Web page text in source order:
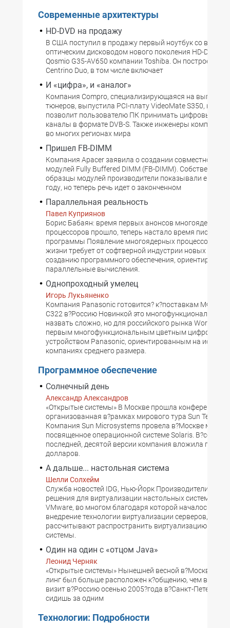
Современные архитектуры
HD-DVD на продажу
В США поступил в продажу первый ноутбук со
оптическим дисководом нового поколения HD-DVD.
Qosmio G35-AV650 компании Toshiba. Он построен на
Centrino Duo, в том числе включает
И «цифра», и «аналог»
Компания Compro, специализирующаяся на выпуске
тюнеров, выпустила PCI-плату VideoMate S350,
позволит пользователю ПК принимать цифровые
каналы в формате DVB-S. Также инженеры компании
во многих регионах мира
Пришел FB-DIMM
Компания Apacer заявила о создании совместно с
модулей Fully Buffered DIMM (FB-DIMM). Собственно,
образцы модулей производители показывали еще в
году, но теперь речь идет о законченном
Параллельная реальность
Павел Куприянов
Борис Бабаян: время первых анонсов многоядерных
процессоров прошло, теперь настало время писать
программы Появление многоядерных процессоров
жизни требует от софтверной индустрии новых
созданию программного обеспечения,
параллельные вычисления.
Однопроходный умелец
Игорь Лукьяненко
Компания Panasonic готовится? к?поставкам МФУ
C322 в?Россию Новинкой это многофункциональное
назвать сложно, но для российского рынка Workio
первым многофункциональным цветным цифровым
устройством Panasonic, ориентированным на
компаниях среднего размера.
Программное обеспечение
Солнечный день
Александр Александров
«Открытые системы» В Москве прошла конференция
организованная в?рамках мирового тура Sun Tech
Компания Sun Microsystems провела в?Москве
посвященное операционной системе Solaris.
последней, десятой версии компания вложила
долларов.
А дальше... настольная система
Шелли Солхейм
Служба новостей IDG, Нью-Йорк Производители
решения для виртуализации настольных систем В
VMware, во многом благодаря которой началось
внедрение технологии виртуализации серверов,
рассчитывают распространить виртуализацию на
системы.
Один на один с «отцом Java»
Леонид Черняк
«Открытые системы» Нынешней весной в?Москве
линг был больше расположен к?общению, чем в?свой
визит в?Россию осенью 2005?года в?Санкт-
сидишь за одним
Технологии: Подробности